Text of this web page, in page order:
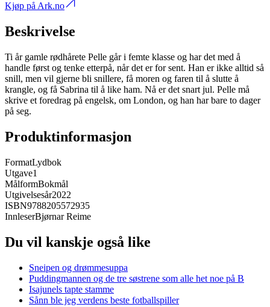
Kjøp på Ark.no
Beskrivelse
Ti år gamle rødhårete Pelle går i femte klasse og har det med å
handle først og tenke etterpå, når det er for sent. Han er ikke alltid så
snill, men vil gjerne bli snillere, få moren og faren til å slutte å
krangle, og få Sabrina til å like ham. Nå er det snart jul. Pelle må
skrive et foredrag på engelsk, om London, og han har bare to dager
på seg.
Produktinformasjon
FormatLydbok
Utgave1
MålformBokmål
Utgivelsesår2022
ISBN9788205572935
InnleserBjørnar Reime
Du vil kanskje også like
Sneipen og drømmesuppa
Puddingmannen og de tre søstrene som alle het noe på B
Isajunels tapte stamme
Sånn ble jeg verdens beste fotballspiller